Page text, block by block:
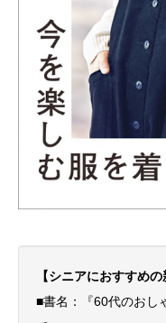
【シニアにおすすめの
■書名：『60代のおし